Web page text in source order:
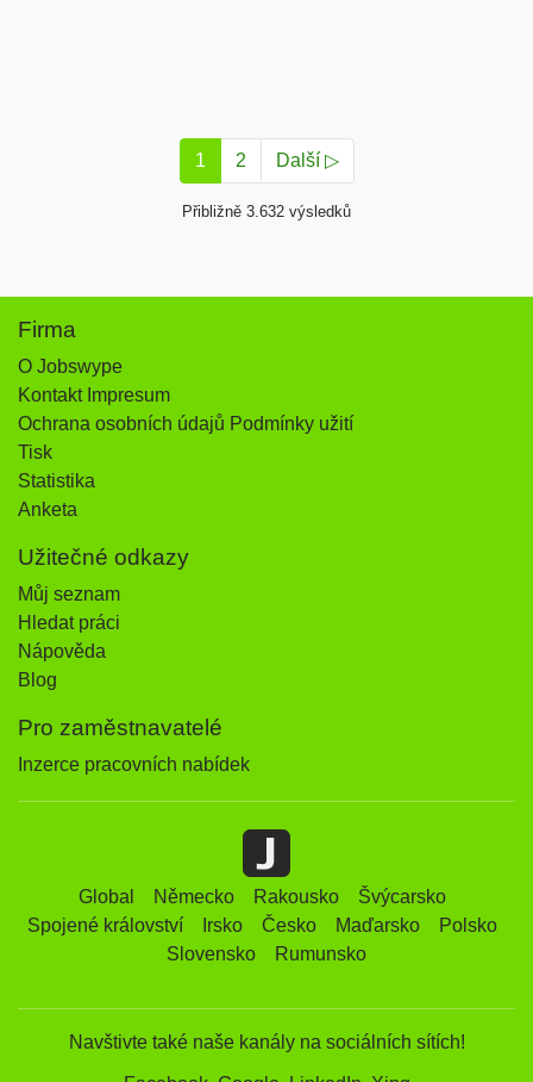
1 2 Další ▷
Přibližně 3.632 výsledků
Firma
O Jobswype
Kontakt Impresum
Ochrana osobních údajů Podmínky užití
Tisk
Statistika
Anketa
Užitečné odkazy
Můj seznam
Hledat práci
Nápověda
Blog
Pro zaměstnavatelé
Inzerce pracovních nabídek
Global Německo Rakousko
Švýcarsko
Spojené království
Irsko Česko Maďarsko
Polsko
Slovensko
Rumunsko
Navštivte také naše kanály na sociálních sítích!